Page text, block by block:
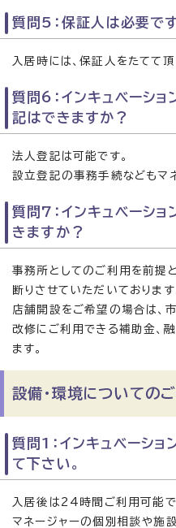
質問5：保証人は必要で
入居時には、保証人をたてて頂
質問6：インキュベーシ
記はできますか？
法人登記は可能です。
設立登記の事務手続などもマ
質問7：インキュベーシ
きますか？
事務所としてのご利用を前提
断りさせていただいております
店舗開設をご希望の場合は、
改修にご利用できる補助金、
ます。
設備・環境についての
質問1：インキュベーシ
て下さい。
入居後は24時間ご利用可能で
マネージャーの個別相談や施